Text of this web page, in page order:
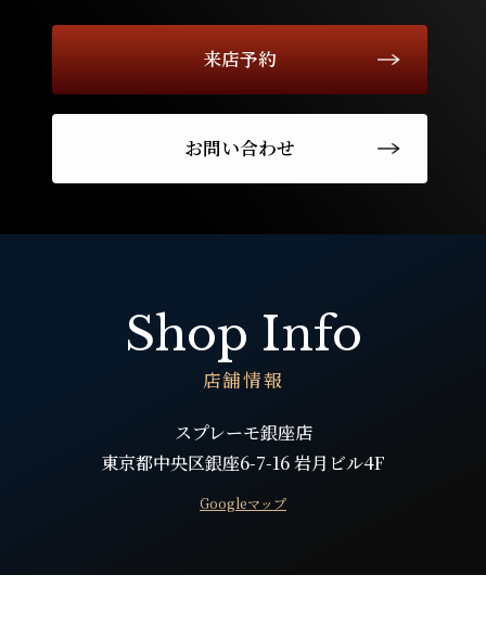
来店予約
お問い合わせ
Shop Info
店舗情報
スプレーモ銀座店
東京都中央区銀座6-7-16 岩月ビル4F
Googleマップ